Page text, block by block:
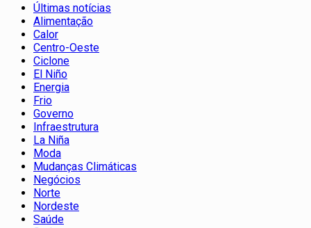
Últimas notícias
Alimentação
Calor
Centro-Oeste
Ciclone
El Niño
Energia
Frio
Governo
Infraestrutura
La Niña
Moda
Mudanças Climáticas
Negócios
Norte
Nordeste
Saúde